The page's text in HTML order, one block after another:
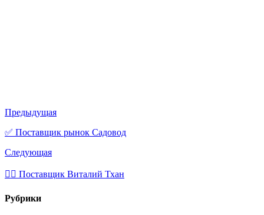
Предыдущая
✅ Поставщик рынок Садовод
Следующая
💁‍♂ Поставщик Виталий Тхан
Рубрики